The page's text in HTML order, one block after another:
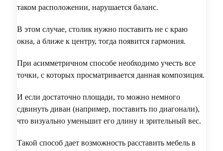
таком расположении, нарушается баланс.
В этом случае, столик нужно поставить не с краю
окна, а ближе к центру, тогда появится гармония.
При асимметричном способе необходимо учесть все
точки, с которых просматривается данная композиция.
И если достаточно площади, то можно немного
сдвинуть диван (например, поставить по диагонали),
что визуально уменьшит его длину и зрительный вес.
Такой способ дает возможность расставить мебель в